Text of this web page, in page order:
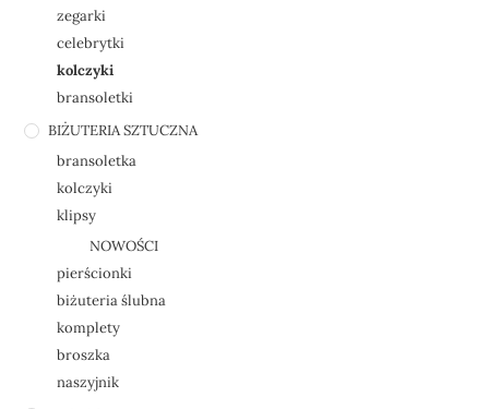
zegarki
celebrytki
kolczyki
bransoletki
BIŻUTERIA SZTUCZNA
bransoletka
kolczyki
klipsy
NOWOŚCI
pierścionki
biżuteria ślubna
komplety
broszka
naszyjnik